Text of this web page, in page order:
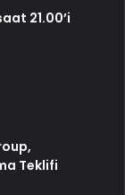
21.00’i
Teklifi